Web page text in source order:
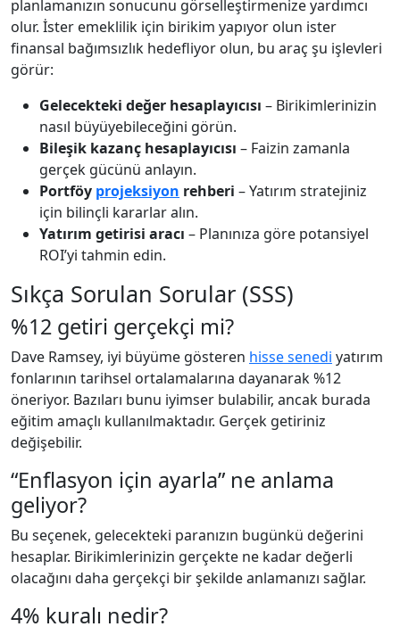
planlamanızın sonucunu görselleştirmenize yardımcı
olur. İster emeklilik için birikim yapıyor olun ister
finansal bağımsızlık hedefliyor olun, bu araç şu işlevleri
görür:
Gelecekteki değer hesaplayıcısı – Birikimlerinizin
nasıl büyüyebileceğini görün.
Bileşik kazanç hesaplayıcısı – Faizin zamanla
gerçek gücünü anlayın.
Portföy projeksiyon rehberi – Yatırım stratejiniz
için bilinçli kararlar alın.
Yatırım getirisi aracı – Planınıza göre potansiyel
ROI’yi tahmin edin.
Sıkça Sorulan Sorular (SSS)
%12 getiri gerçekçi mi?
Dave Ramsey, iyi büyüme gösteren hisse senedi yatırım
fonlarının tarihsel ortalamalarına dayanarak %12
öneriyor. Bazıları bunu iyimser bulabilir, ancak burada
eğitim amaçlı kullanılmaktadır. Gerçek getiriniz
değişebilir.
“Enflasyon için ayarla” ne anlama
geliyor?
Bu seçenek, gelecekteki paranızın bugünkü değerini
hesaplar. Birikimlerinizin gerçekte ne kadar değerli
olacağını daha gerçekçi bir şekilde anlamanızı sağlar.
4% kuralı nedir?